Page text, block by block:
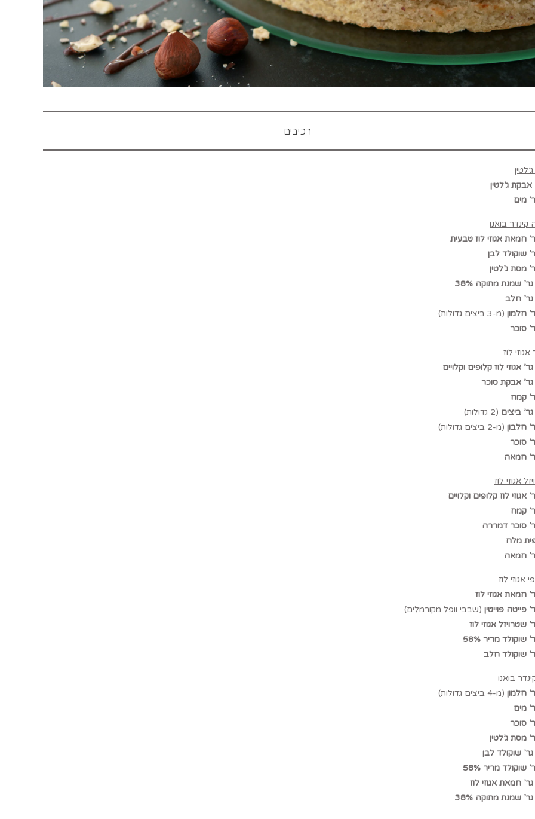
רכיבים
קינדר בואנו
(מ-3 ביצים גדולות)
אגוזי לוז
(2 גדולות)
(מ-2 ביצים גדולות)
אגוזי לוז
מלח
אגוזי לוז
(שבבי וופל מקורמלים)
בואנו
(מ-4 ביצים גדולות)